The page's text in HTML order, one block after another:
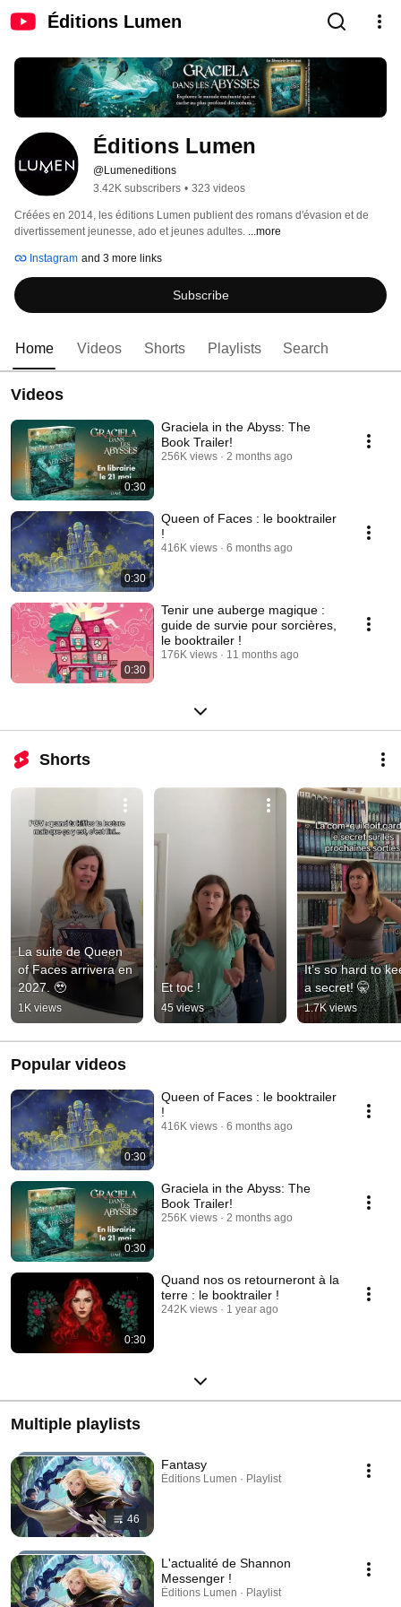
Éditions Lumen
Éditions Lumen
@Lumeneditions
3.42K subscribers • 323 videos
Créées en 2014, les éditions Lumen publient des romans d'évasion et de
divertissement jeunesse, ado et jeunes adultes. ...more
Instagram and 3 more links
Subscribe
Home Videos Shorts Playlists Search
Videos
0:30
Graciela in the Abyss: The
Book Trailer!
256K views 2 months ago
0:30
Queen of Faces : le booktrailer
!
416K views 6 months ago
0:30
Tenir une auberge magique :
guide de survie pour sorcières,
le booktrailer !
176K views 11 months ago
Shorts
La suite de Queen
of Faces arrivera en
2027. 🥹
1K views
Et toc !
45 views
It’s so hard to
a secret! 🤫
1.7K views
Popular videos
0:30
Queen of Faces : le booktrailer
!
416K views 6 months ago
0:30
Graciela in the Abyss: The
Book Trailer!
256K views 2 months ago
0:30
Quand nos os retourneront à la
terre : le booktrailer !
242K views 1 year ago
Multiple playlists
46
Fantasy
Éditions Lumen · Playlist
L'actualité de Shannon
Messenger !
Éditions Lumen · Playlist